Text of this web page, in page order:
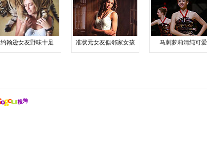
约翰逊女友野味十足 准状元女友似邻家女孩 马刺萝莉清纯可爱